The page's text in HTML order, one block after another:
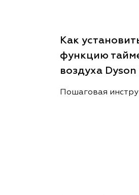
Как
функцию
воздуха
Пошаговая